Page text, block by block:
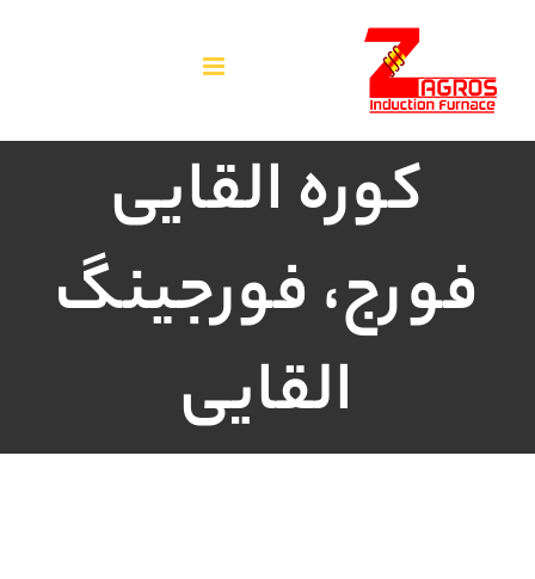
کوره القایی
فورج، فورجینگ
القایی